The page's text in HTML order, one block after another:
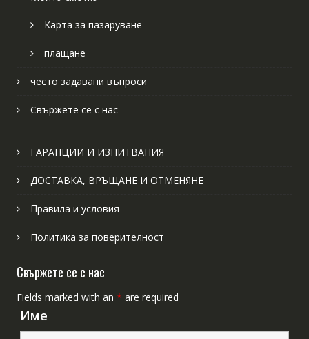
Карта за пазаруване
плащане
често задавани въпроси
Свържете се с нас
ГАРАНЦИИ И ИЗПИТВАНИЯ
ДОСТАВКА, ВРЪЩАНЕ И ОТМЕНЯНЕ
Правила и условия
Политика за поверителност
Свържете се с нас
Fields marked with an * are required
Име